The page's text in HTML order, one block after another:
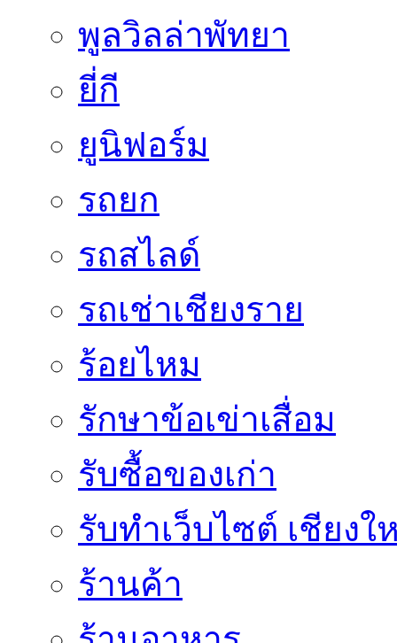
พูลวิลล่าพัทยา
ยี่กี
ยูนิฟอร์ม
รถยก
รถสไลด์
รถเช่าเชียงราย
ร้อยไหม
รักษาข้อเข่าเสื่อม
รับซื้อของเก่า
รับทำเว็บไซต์ เชียงใ
ร้านค้า